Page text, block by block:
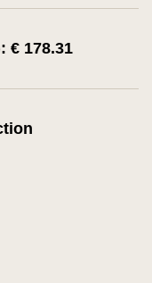
€ 178.31